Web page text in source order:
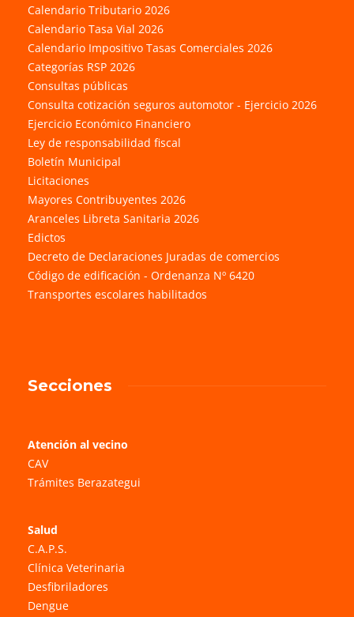
Calendario Tributario 2026
Calendario Tasa Vial 2026
Calendario Impositivo Tasas Comerciales 2026
Categorías RSP 2026
Consultas públicas
Consulta cotización seguros automotor - Ejercicio 2026
Ejercicio Económico Financiero
Ley de responsabilidad fiscal
Boletín Municipal
Licitaciones
Mayores Contribuyentes 2026
Aranceles Libreta Sanitaria 2026
Edictos
Decreto de Declaraciones Juradas de comercios
Código de edificación - Ordenanza Nº 6420
Transportes escolares habilitados
Secciones
Atención al vecino
CAV
Trámites Berazategui
Salud
C.A.P.S.
Clínica Veterinaria
Desfibriladores
Dengue